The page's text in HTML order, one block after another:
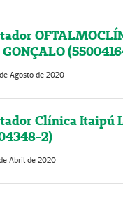
GONÇALO
Agosto de 2020
Clínica Itaipú
2)
Abril de 2020